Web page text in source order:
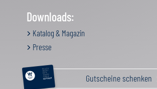
Downloads:
Katalog & Magazin
Presse
RELAX &
BEAUTY
AKTIV
GENUSS
FAMILIE
GUTSCHEIN Gutscheine schenken